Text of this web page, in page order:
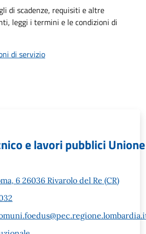
di scadenze, requisiti e altre
leggi i termini e le condizioni di
di servizio
e lavori pubblici Unione
6 26036 Rivarolo del Re (CR)